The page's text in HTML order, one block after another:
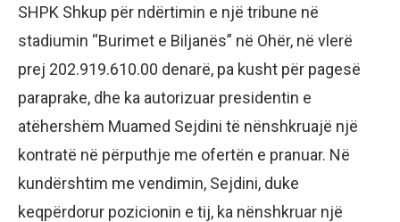
SHPK Shkup për ndërtimin e një tribune në
stadiumin “Burimet e Biljanës” në Ohër, në vlerë
prej 202.919.610.00 denarë, pa kusht për pagesë
paraprake, dhe ka autorizuar presidentin e
atëhershëm Muamed Sejdini të nënshkruajë një
kontratë në përputhje me ofertën e pranuar. Në
kundërshtim me vendimin, Sejdini, duke
keqpërdorur pozicionin e tij, ka nënshkruar një